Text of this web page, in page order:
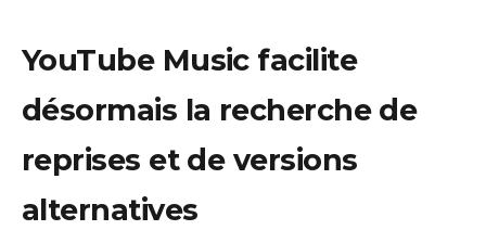
YouTube Music facilite
désormais la recherche de
reprises et de versions
alternatives